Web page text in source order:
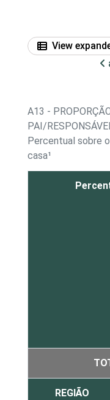
View
A13 -
PAI/
Percentual sobre
casa¹
REGIÃO